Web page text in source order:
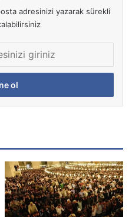
adresinizi yazarak sürekli